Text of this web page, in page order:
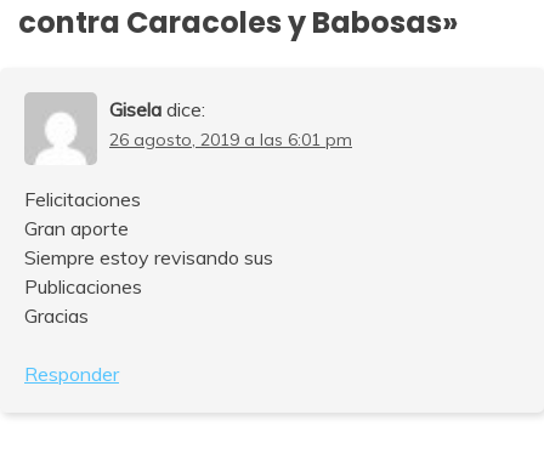
contra Caracoles y Babosas»
Gisela dice:
26 agosto, 2019 a las 6:01 pm
Felicitaciones
Gran aporte
Siempre estoy revisando sus
Publicaciones
Gracias
Responder